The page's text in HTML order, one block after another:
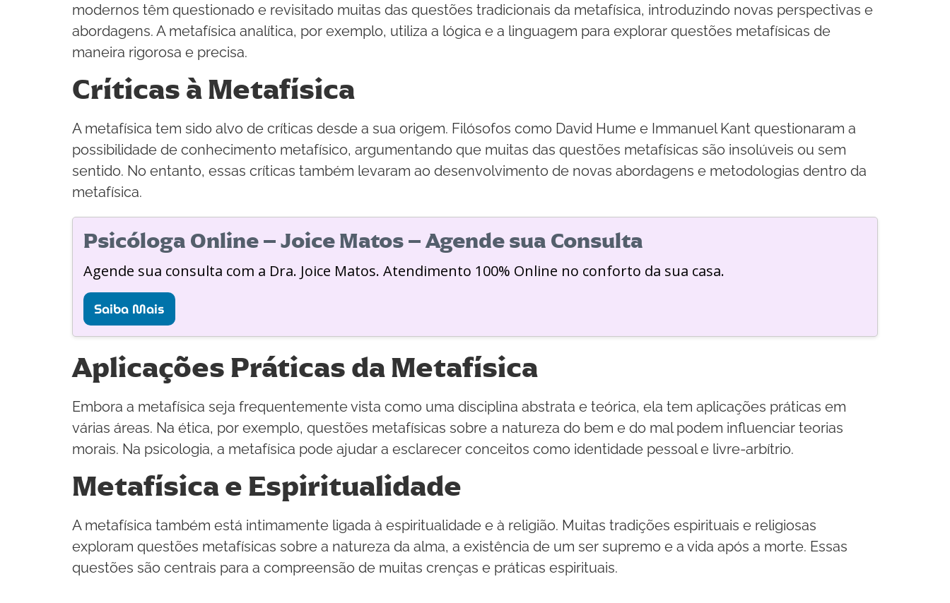
modernos têm questionado e revisitado muitas das questões tradicionais da metafísica, introduzindo novas perspectivas e
abordagens. A metafísica analítica, por exemplo, utiliza a lógica e a linguagem para explorar questões metafísicas de
maneira rigorosa e precisa.
Críticas à Metafísica
A metafísica tem sido alvo de críticas desde a sua origem. Filósofos como David Hume e Immanuel Kant questionaram a
possibilidade de conhecimento metafísico, argumentando que muitas das questões metafísicas são insolúveis ou sem
sentido. No entanto, essas críticas também levaram ao desenvolvimento de novas abordagens e metodologias dentro da
metafísica.
Psicóloga Online – Joice Matos – Agende sua Consulta
Agende sua consulta com a Dra. Joice Matos. Atendimento 100% Online no conforto da sua casa.
Saiba Mais
Aplicações Práticas da Metafísica
Embora a metafísica seja frequentemente vista como uma disciplina abstrata e teórica, ela tem aplicações práticas em
várias áreas. Na ética, por exemplo, questões metafísicas sobre a natureza do bem e do mal podem influenciar teorias
morais. Na psicologia, a metafísica pode ajudar a esclarecer conceitos como identidade pessoal e livre-arbítrio.
Metafísica e Espiritualidade
A metafísica também está intimamente ligada à espiritualidade e à religião. Muitas tradições espirituais e religiosas
exploram questões metafísicas sobre a natureza da alma, a existência de um ser supremo e a vida após a morte. Essas
questões são centrais para a compreensão de muitas crenças e práticas espirituais.